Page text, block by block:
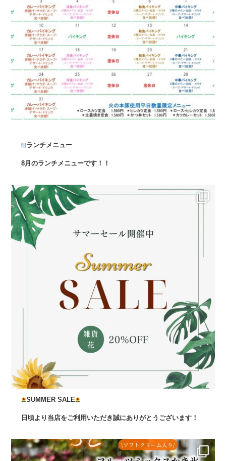
ランチメニュー
8月のランチメニューです！！
SUMMER SALE
日頃より当店をご利用いただき誠にありがとうございます！